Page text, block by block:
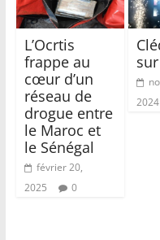
L’Ocrtis
frappe au
cœur d’un
réseau de
drogue entre
le Maroc et
le Sénégal
février 20,
2025
0
2024